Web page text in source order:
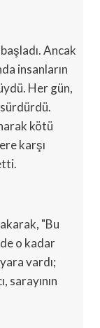
Ancak
insanların
Her gün,
kötü
karşı
"Bu
o kadar
vardı;
sarayının